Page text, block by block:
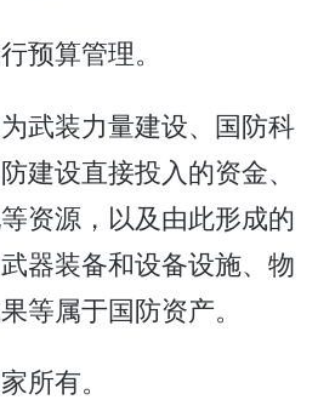
预算管理。
武装力量建设、国防科
建设直接投入的资金、
资源，以及由此形成的
器装备和设备设施、物
等属于国防资产。
所有。